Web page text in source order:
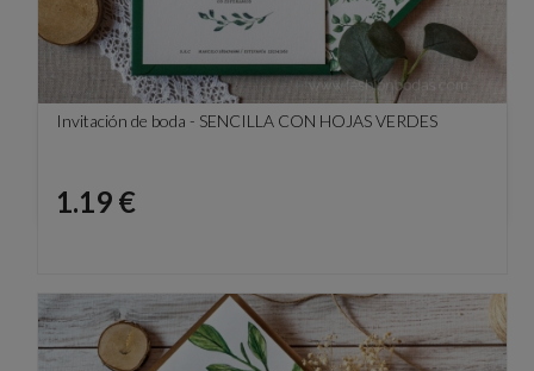
Invitación de boda - SENCILLA CON HOJAS VERDES
Precio
1.19 €